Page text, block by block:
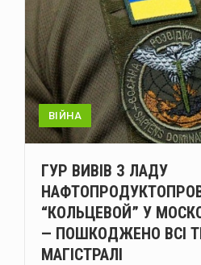
ВІЙНА
ГУР ВИВІВ З ЛАДУ
“КОЛЬЦЕВОЙ” У
— ПОШКОДЖЕНО ВСІ
МАГІСТРАЛІ